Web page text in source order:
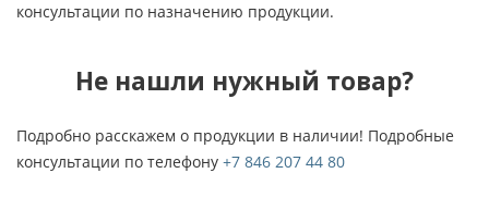
консультации по назначению продукции.
Не нашли нужный товар?
Подробно расскажем о продукции в наличии! Подробные
консультации по телефону +7 846 207 44 80